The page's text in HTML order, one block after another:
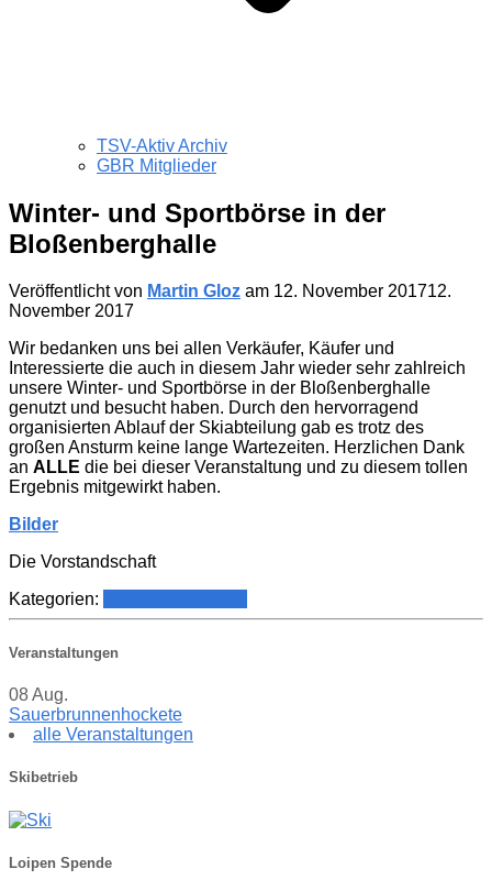
TSV-Aktiv Archiv
GBR Mitglieder
Winter- und Sportbörse in der
Bloßenberghalle
Veröffentlicht von Martin Gloz am 12. November 201712.
November 2017
Wir bedanken uns bei allen Verkäufer, Käufer und
Interessierte die auch in diesem Jahr wieder sehr zahlreich
unsere Winter- und Sportbörse in der Bloßenberghalle
genutzt und besucht haben. Durch den hervorragend
organisierten Ablauf der Skiabteilung gab es trotz des
großen Ansturm keine lange Wartezeiten. Herzlichen Dank
an ALLE die bei dieser Veranstaltung und zu diesem tollen
Ergebnis mitgewirkt haben.
Bilder
Die Vorstandschaft
Kategorien:
Veranstaltungen
08Aug.
Sauerbrunnenhockete
alle Veranstaltungen
Skibetrieb
Loipen Spende